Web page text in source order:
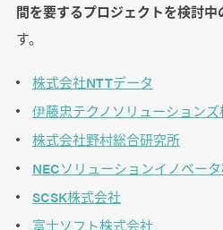
間を要するプロジェクトを検討
す。
株式会社NTTデータ
伊藤忠テクノソリューション
株式会社野村総合研究所
NECソリューションイノベー
SCSK株式会社
富士ソフト株式会社